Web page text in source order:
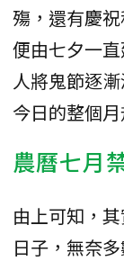
殤，還有慶
便由七夕一
人將鬼節逐
今日的整個
農曆七月
由上可知，
日子，無奈